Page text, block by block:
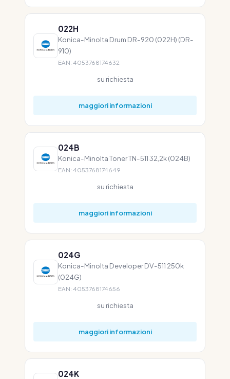
022H
Konica-Minolta Drum DR-920 (022H) (DR-
910)
EAN: 4053768174632
su richiesta
maggiori informazioni
024B
Konica-Minolta Toner TN-511 32,2k (024B)
EAN: 4053768174649
su richiesta
maggiori informazioni
024G
Konica-Minolta Developer DV-511 250k
(024G)
EAN: 4053768174656
su richiesta
maggiori informazioni
024K